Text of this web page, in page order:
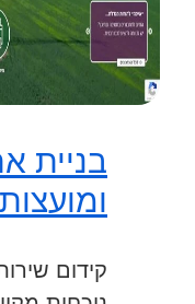
בניית
קידום